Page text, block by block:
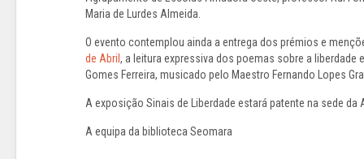
Maria de Lurdes Almeida.
O evento contemplou ainda a entrega dos prémios e
de Abril , a leitura expressiva dos poemas sobre a
Gomes Ferreira, musicado pelo Maestro Fernando Lopes
A exposição Sinais de Liberdade estará patente na sede
A equipa da biblioteca Seomara